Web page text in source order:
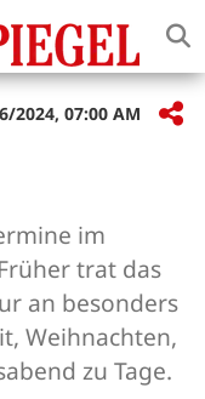
2024, 07:00 AM
im
trat das
an besonders
Weihnachten,
zu Tage.